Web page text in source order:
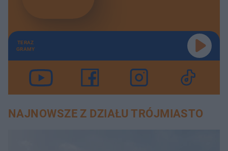
TERAZ
GRAMY
NAJNOWSZE Z DZIAŁU TRÓJMIASTO